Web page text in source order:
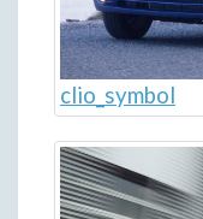
clio_symbol